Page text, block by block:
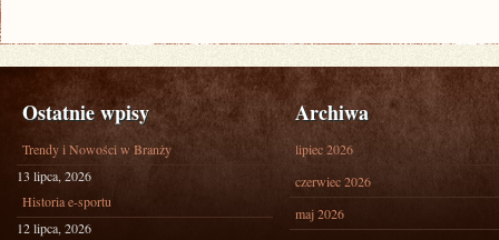
Ostatnie wpisy
Trendy i Nowości w Branży
13 lipca, 2026
Historia e-sportu
12 lipca, 2026
Archiwa
lipiec 2026
czerwiec 2026
maj 2026